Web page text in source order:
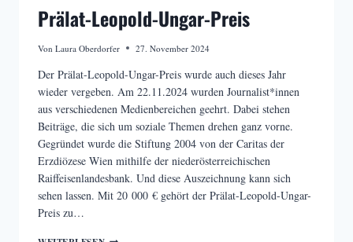
Prälat-Leopold-Ungar-Preis
Von Laura Oberdorfer 27. November 2024
Der Prälat-Leopold-Ungar-Preis wurde auch dieses Jahr
wieder vergeben. Am 22.11.2024 wurden Journalist*innen
aus verschiedenen Medienbereichen geehrt. Dabei stehen
Beiträge, die sich um soziale Themen drehen ganz vorne.
Gegründet wurde die Stiftung 2004 von der Caritas der
Erzdiözese Wien mithilfe der niederösterreichischen
Raiffeisenlandesbank. Und diese Auszeichnung kann sich
sehen lassen. Mit 20 000 € gehört der Prälat-Leopold-Ungar-
Preis zu…
PRÄLAT-